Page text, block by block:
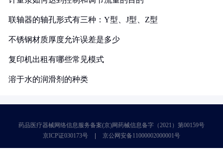
联轴器的轴孔形式有三种：Y型、J型、Z型
不锈钢材质厚度允许误差是多少
复印机出租有哪些常见模式
溶于水的润滑剂的种类
药品医疗器械网络信息服务备案(京)网药械信息备字（2021）第00159号
京ICP证030173号
京公网安备11000002000001号